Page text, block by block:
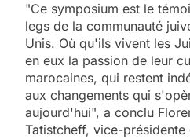
"Ce symposium est le
legs de la communauté
Unis. Où qu'ils vivent les
en eux la passion de leur
marocaines, qui restent
aux changements qui
aujourd'hui", a conclu
Tatistcheff, vice-présidente